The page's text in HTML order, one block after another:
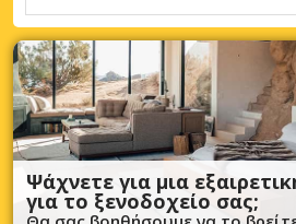
Ψάχνετε για μια
για το ξενοδοχείο σας;